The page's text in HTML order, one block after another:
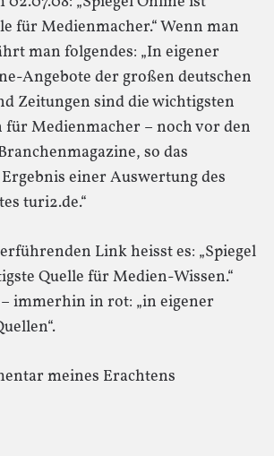
für Medienmacher.“ Wenn man
man folgendes: „In eigener
Angebote der großen deutschen
Zeitungen sind die wichtigsten
für Medienmacher – noch vor den
so das
einer Auswertung des
turi2.de.“
Link heisst es: „Spiegel
Quelle für Medien-Wissen.“
immerhin in rot: „in eigener
meines Erachtens